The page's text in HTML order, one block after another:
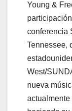
Young &
conferencia
Tennessee,
West/
nueva
actualmente